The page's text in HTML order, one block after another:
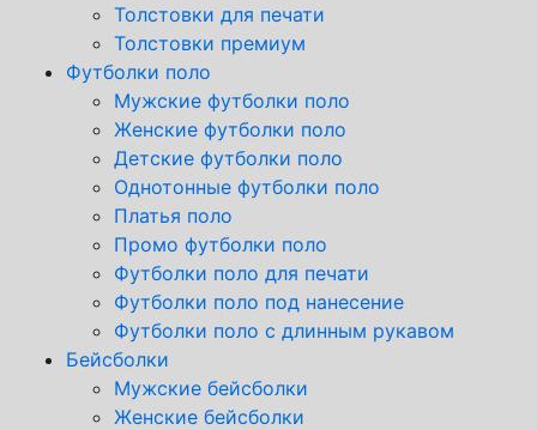
Толстовки для печати
Толстовки премиум
Футболки поло
Мужские футболки поло
Женские футболки поло
Детские футболки поло
Однотонные футболки поло
Платья поло
Промо футболки поло
Футболки поло для печати
Футболки поло под нанесение
Футболки поло с длинным рукавом
Бейсболки
Мужские бейсболки
Женские бейсболки